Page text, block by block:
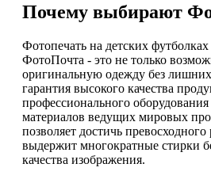
Почему выбирают
Фотопечать на детских футболках
ФотоПочта - это не только
оригинальную одежду без
гарантия высокого качества
профессионального
материалов ведущих мировых
позволяет достичь превосходного
выдержит многократные стирки
качества изображения.